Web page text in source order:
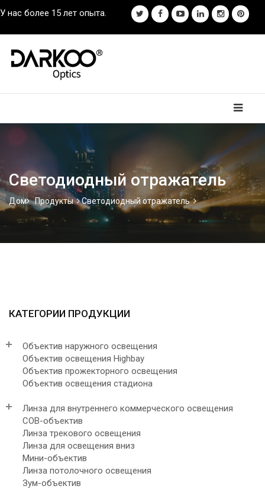
У нас более 15 лет опыта.
Светодиодный отражатель
Дом Продукты Светодиодный отражатель
КАТЕГОРИИ ПРОДУКЦИИ
Объектив наружного освещения
Объектив освещения Highbay
Объектив прожекторного освещения
Объектив освещения стадиона
Линза для внутреннего коммерческого освещения
COB-объектив
Линза трекового освещения
Линза для освещения вниз
Мини-объектив
Линза потолочного освещения
Зум-объектив